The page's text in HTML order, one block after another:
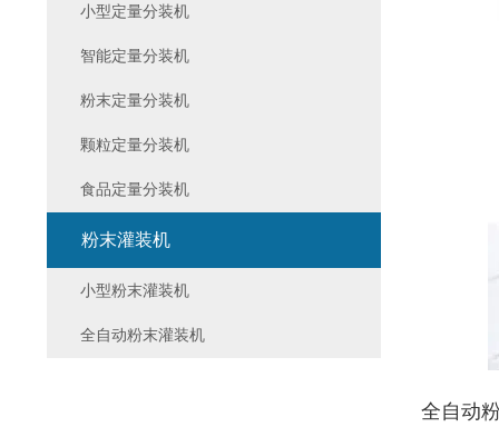
全自动
小型定量分装机
智能定量分装机
粉末定量分装机
颗粒定量分装机
食品定量分装机
粉末灌装机
小型粉末灌装机
全自动粉末灌装机